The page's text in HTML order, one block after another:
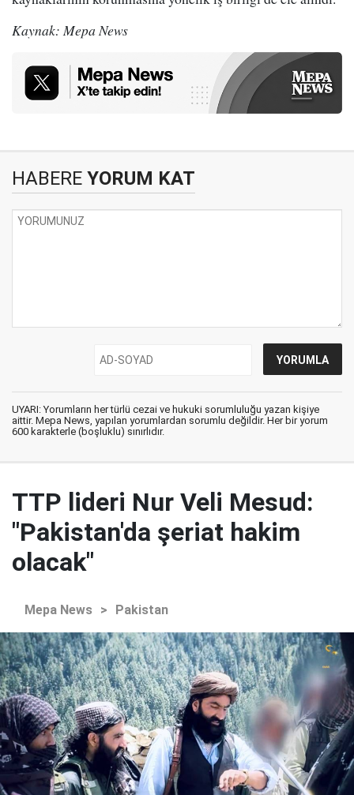
Kaynak: Mepa News
HABERE YORUM KAT
UYARI: Yorumların her türlü cezai ve hukuki sorumluluğu yazan kişiye
aittir. Mepa News, yapılan yorumlardan sorumlu değildir. Her bir yorum
600 karakterle (boşluklu) sınırlıdır.
TTP lideri Nur Veli Mesud:
"Pakistan'da şeriat hakim
olacak"
Mepa News > Pakistan